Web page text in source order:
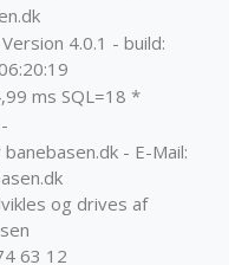
4.0.1 - build:
ms SQL=18 *
- E-Mail:
og drives af
63 12